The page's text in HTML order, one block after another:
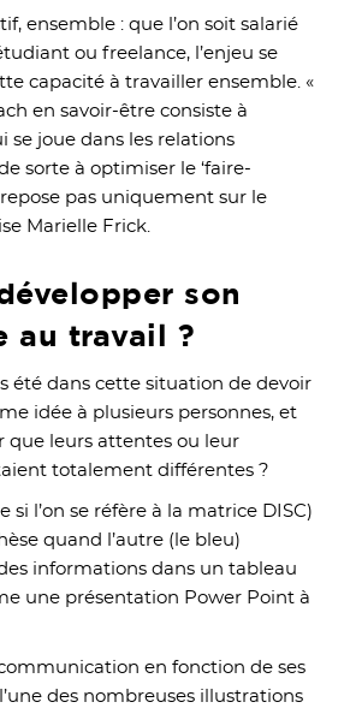
ensemble : que l’on soit salarié
ou freelance, l’enjeu se
capacité à travailler ensemble. «
en savoir-être consiste à
se joue dans les relations
sorte à optimiser le ‘faire-
pas uniquement sur le
Marielle Frick.
son
au travail ?
été dans cette situation de devoir
idée à plusieurs personnes, et
que leurs attentes ou leur
totalement différentes ?
si l’on se réfère à la matrice DISC)
quand l’autre (le bleu)
informations dans un tableau
une présentation Power Point à
en fonction de ses
des nombreuses illustrations